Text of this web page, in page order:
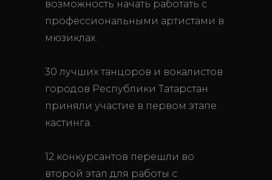
возможность начать работать с
профессиональными артистами в
мюзиклах.
30 лучших танцоров и вокалистов
городов Республики Татарстан
приняли участие в первом этапе
кастинга.
12 конкурсантов перешли во
второй этап для работы с